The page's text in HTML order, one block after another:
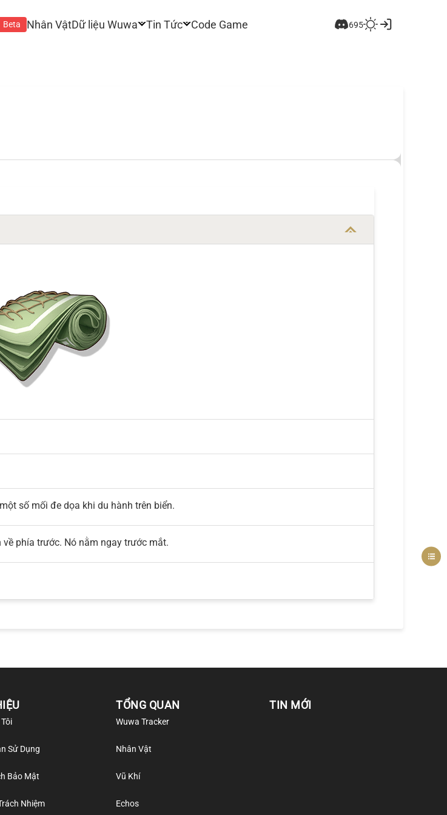
Beta Nhân VậtDữ liệu Wuwa Tin Tức Code Game 695
số mối đe dọa khi du hành trên biển.
phía trước. Nó nằm ngay trước mắt.
Sử Dụng
Bảo Mật
Nhiệm
TỔNG QUAN
Wuwa Tracker
Nhân Vật
Vũ Khí
Echos
TIN MỚI